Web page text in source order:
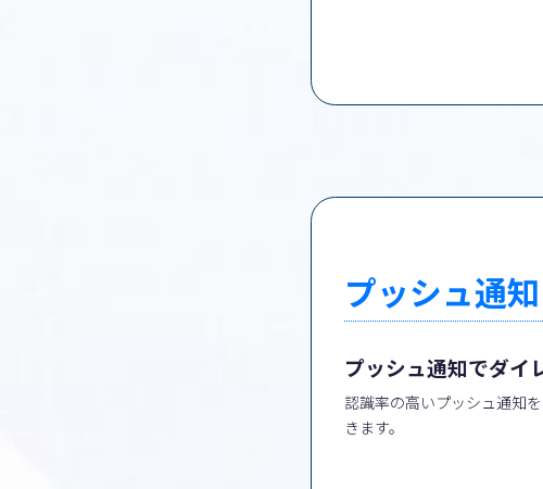
プッシュ通知
プッシュ通知でダイ
認識率の高いプッシュ通知
きます。